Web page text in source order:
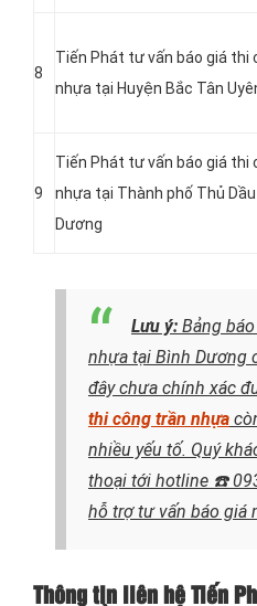
8
Tiến Phát tư vấn báo giá thi
nhựa tại Huyện Bắc Tân
9
Tiến Phát tư vấn báo giá thi
nhựa tại Thành phố Thủ
Dương
Lưu ý: Bảng
nhựa tại Bình Dương
đây chưa chính xác
thi công trần nhựa
nhiều yếu tố. Quý
thoại tới hotline ☎️
hỗ trợ tư vấn báo giá
Thông tin liên hệ Tiến